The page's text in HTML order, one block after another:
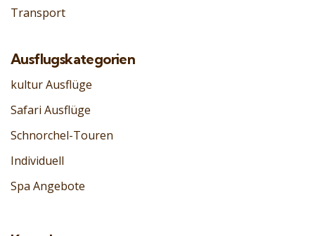
Transport
Ausflugskategorien
kultur Ausflüge
Safari Ausflüge
Schnorchel-Touren
Individuell
Spa Angebote